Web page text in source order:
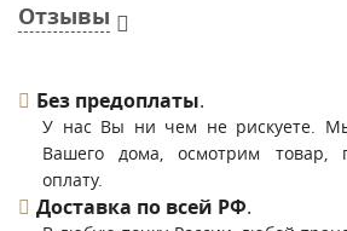
Отзывы
Без предоплаты.
У нас Вы ни чем не рискуете.
Вашего дома, осмотрим товар,
оплату.
Доставка по всей РФ.